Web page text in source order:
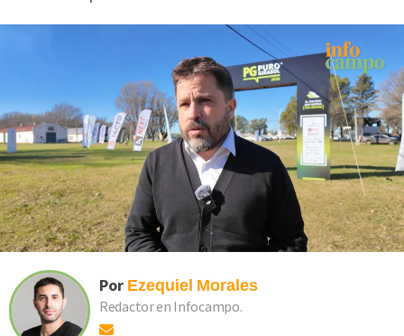
Por Ezequiel Morales
Redactor en Infocampo.